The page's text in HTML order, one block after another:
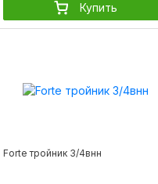
Купить
Forte тройник 3/4внн